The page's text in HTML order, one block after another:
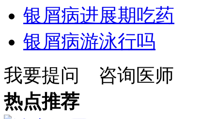
银屑病进展期吃药
银屑病游泳行吗
我要提问
咨询医师
热点推荐